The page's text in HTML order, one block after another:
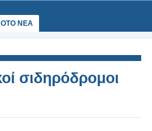
NEA
σιδηρόδρομοι